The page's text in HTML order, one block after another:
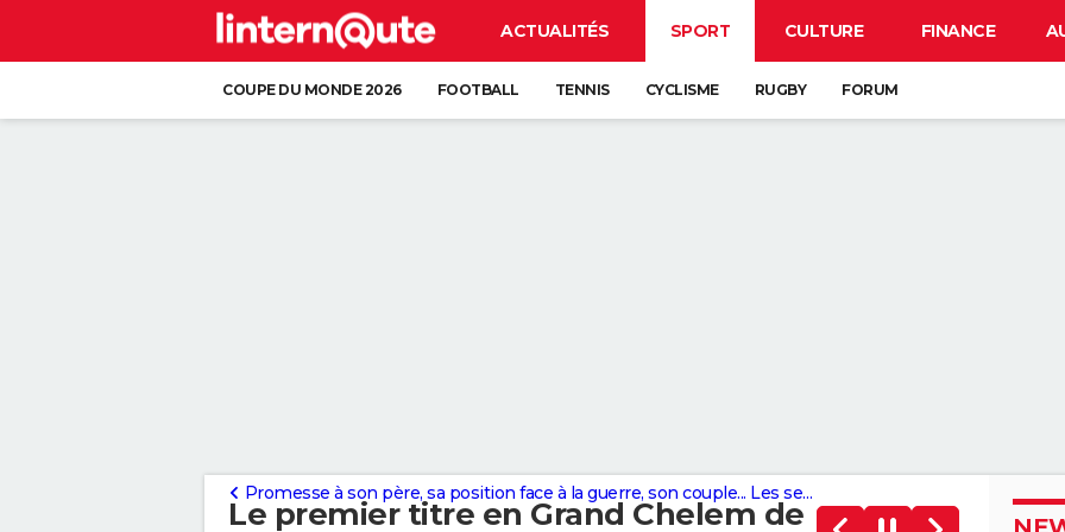
ACTUALITÉS SPORT CULTURE FINANCE
COUPE DU MONDE 2026 FOOTBALL TENNIS CYCLISME RUGBY FORUM
Le premier titre en Grand Chelem de
Promesse à son père, sa position face à la guerre, son couple... Les secrets d'Aryna Sabalenka